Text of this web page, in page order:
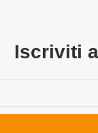
Iscriviti